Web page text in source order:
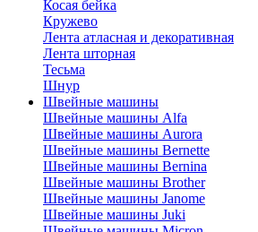
Косая бейка
Кружево
Лента aтласная и декоративная
Лента шторная
Тесьма
Шнур
Швейные машины
Швейные машины Alfa
Швейные машины Aurora
Швейные машины Bernette
Швейные машины Bernina
Швейные машины Brother
Швейные машины Janome
Швейные машины Juki